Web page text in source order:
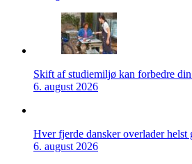
Skift af studiemiljø kan forbedre
6. august 2026
Hver fjerde dansker overlader
6. august 2026